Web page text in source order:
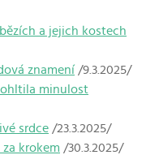
a jejich kostech
znamení /9.3.2025/
minulost
srdce /23.3.2025/
za krokem /30.3.2025/